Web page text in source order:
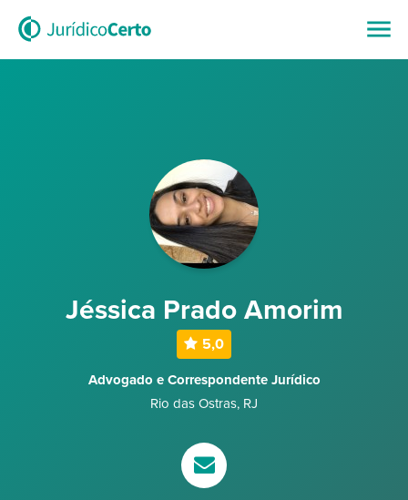
Jéssica Prado Amorim
5,0
Advogado e Correspondente Jurídico
Rio das Ostras, RJ